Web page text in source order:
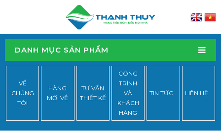
DANH MỤC SẢN PHẨM
VỀ
CHÚNG
TÔI
HÀNG
MỚI VỀ
TƯ VẤN
THIẾT KẾ
CÔNG
TRÌNH
VÀ
KHÁCH
HÀNG
TIN TỨC LIÊN HỆ